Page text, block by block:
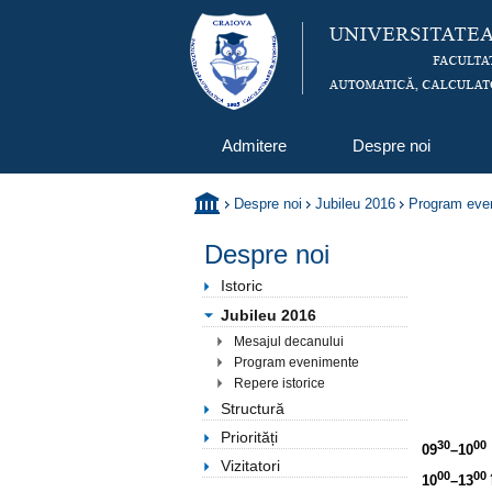
Admitere Despre noi
Despre noi Jubileu 2016 Program
Despre noi
Istoric
Jubileu 2016
Mesajul decanului
Program evenimente
Repere istorice
Structură
Priorități
Vizitatori
0930–1000
1000–1300